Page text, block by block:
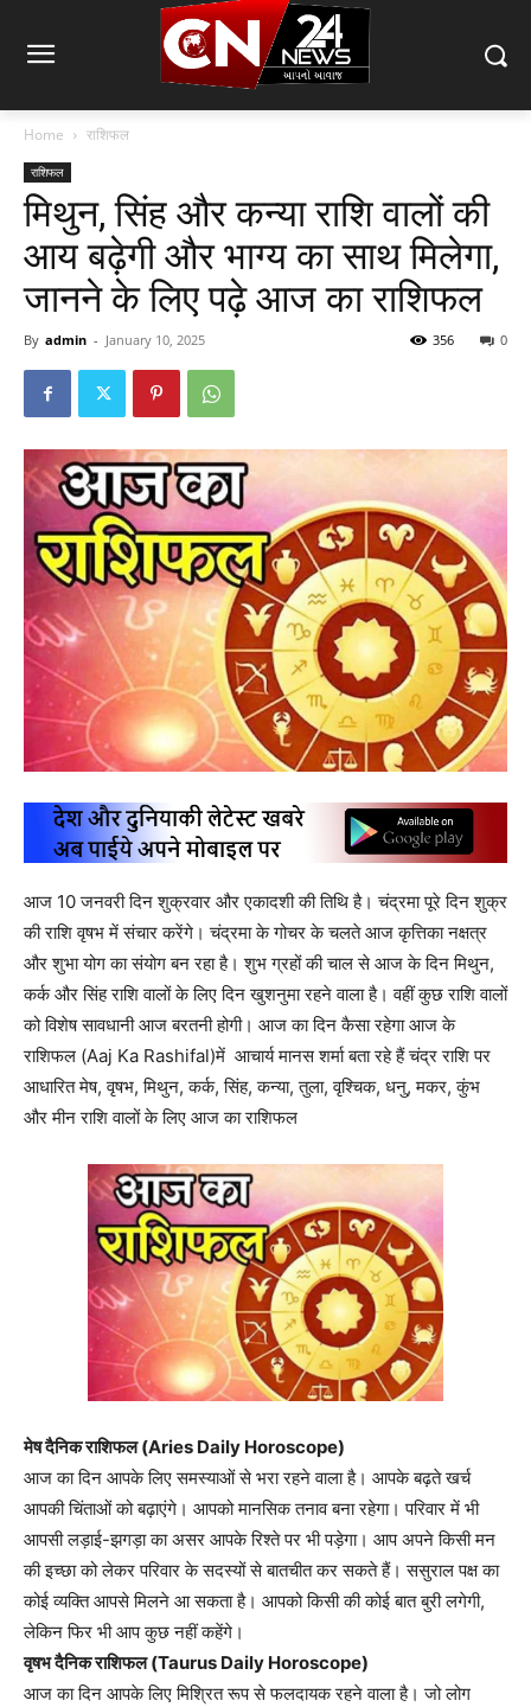
Home राशिफल
राशिफल
मिथुन, सिंह और कन्या राशि वालों की
आय बढ़ेगी और भाग्य का साथ मिलेगा,
जानने के लिए पढ़े आज का राशिफल
By admin - January 10, 2025 0
356
आज 10 जनवरी दिन शुक्रवार और एकादशी की तिथि है। चंद्रमा पूरे दिन शुक्र
की राशि वृषभ में संचार करेंगे। चंद्रमा के गोचर के चलते आज कृत्तिका नक्षत्र
और शुभा योग का संयोग बन रहा है। शुभ ग्रहों की चाल से आज के दिन मिथुन,
कर्क और सिंह राशि वालों के लिए दिन खुशनुमा रहने वाला है। वहीं कुछ राशि वालों
को विशेष सावधानी आज बरतनी होगी। आज का दिन कैसा रहेगा आज के
राशिफल (Aaj Ka Rashifal)में आचार्य मानस शर्मा बता रहे हैं चंद्र राशि पर
आधारित मेष, वृषभ, मिथुन, कर्क, सिंह, कन्या, तुला, वृश्चिक, धनु, मकर, कुंभ
और मीन राशि वालों के लिए आज का राशिफल
मेष दैनिक राशिफल (Aries Daily Horoscope)
आज का दिन आपके लिए समस्याओं से भरा रहने वाला है। आपके बढ़ते खर्च
आपकी चिंताओं को बढ़ाएंगे। आपको मानसिक तनाव बना रहेगा। परिवार में भी
आपसी लड़ाई-झगड़ा का असर आपके रिश्ते पर भी पड़ेगा। आप अपने किसी मन
की इच्छा को लेकर परिवार के सदस्यों से बातचीत कर सकते हैं। ससुराल पक्ष का
कोई व्यक्ति आपसे मिलने आ सकता है। आपको किसी की कोई बात बुरी लगेगी,
लेकिन फिर भी आप कुछ नहीं कहेंगे।
वृषभ दैनिक राशिफल (Taurus Daily Horoscope)
आज का दिन आपके लिए मिश्रित रूप से फलदायक रहने वाला है। जो लोग